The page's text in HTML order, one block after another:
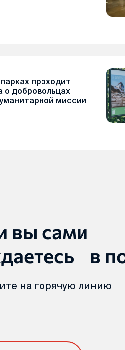
проходит
о добровольцах
миссии
вы сами
в
на горячую линию